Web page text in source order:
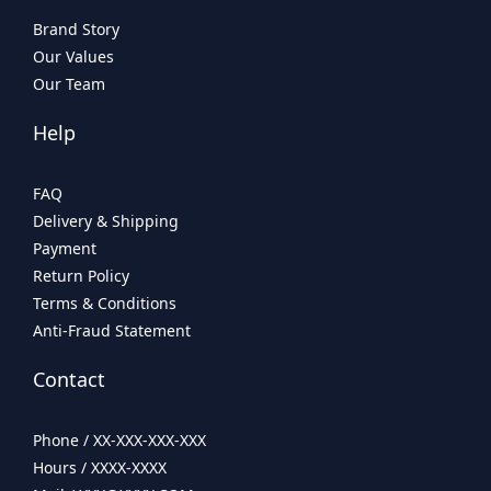
Brand Story
Our Values
Our Team
Help
FAQ
Delivery & Shipping
Payment
Return Policy
Terms & Conditions
Anti-Fraud Statement
Contact
Phone / XX-XXX-XXX-XXX
Hours / XXXX-XXXX